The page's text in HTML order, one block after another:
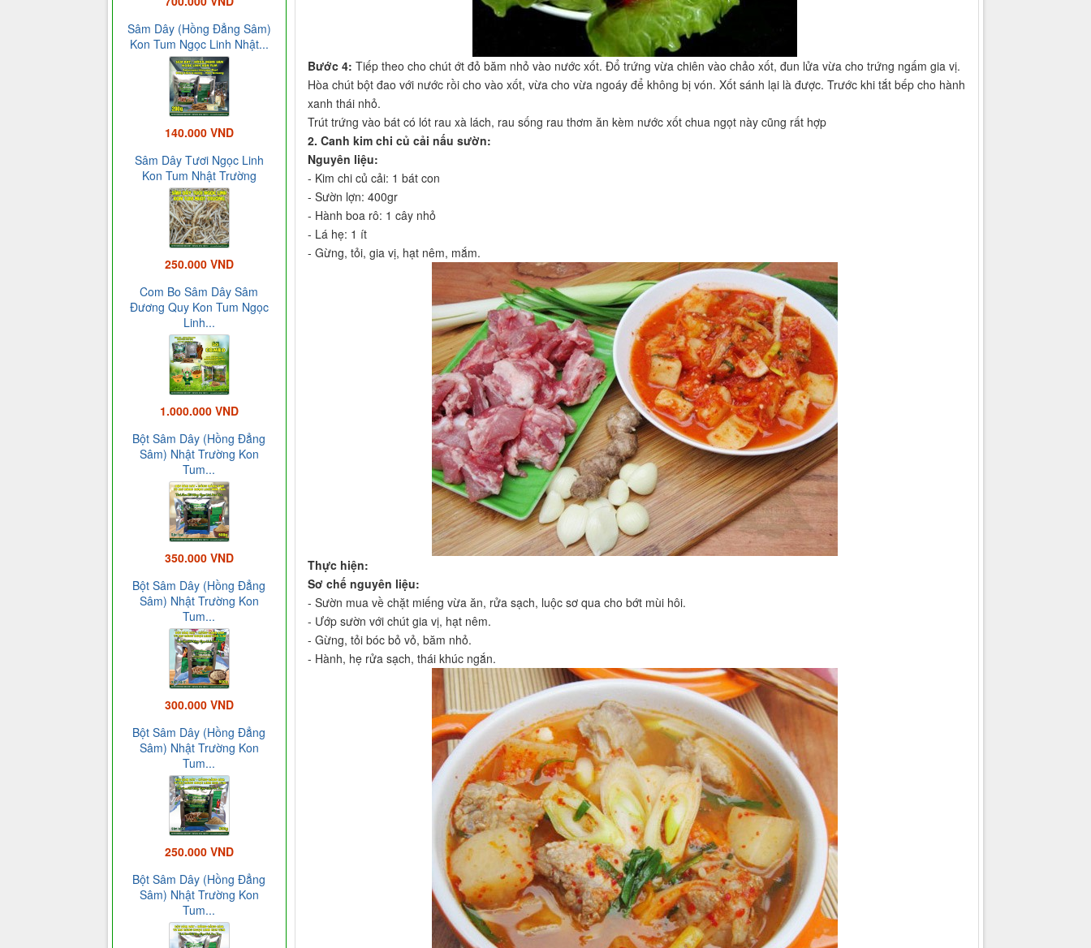
Bước 4: Tiếp theo cho chút ớt đỏ băm nhỏ vào nước xốt. Đổ trứng vừa chiên vào chảo xốt, đun lửa vừa cho trứng ngấm gia vị.
Hòa chút bột đao với nước rồi cho vào xốt, vừa cho vừa ngoáy để không bị vón. Xốt sánh lại là được. Trước khi tắt bếp cho hành
xanh thái nhỏ.
Trút trứng vào bát có lót rau xà lách, rau sống rau thơm ăn kèm nước xốt chua ngọt này cũng rất hợp
2. Canh kim chi củ cải nấu sườn:
Nguyên liệu:
- Kim chi củ cải: 1 bát con
- Sườn lợn: 400gr
- Hành boa rô: 1 cây nhỏ
- Lá hẹ: 1 ít
- Gừng, tỏi, gia vị, hạt nêm, mắm.
Thực hiện:
Sơ chế nguyên liệu:
- Sườn mua về chặt miếng vừa ăn, rửa sạch, luộc sơ qua cho bớt mùi hôi.
- Ướp sườn với chút gia vị, hạt nêm.
- Gừng, tỏi bóc bỏ vỏ, băm nhỏ.
- Hành, hẹ rửa sạch, thái khúc ngắn.
Sâm Dây (Hồng Đẳng Sâm)
Kon Tum Ngọc Linh Nhật...
140.000 VND
Sâm Dây Tươi Ngọc Linh
Kon Tum Nhật Trường
250.000 VND
Com Bo Sâm Dây Sâm
Đương Quy Kon Tum Ngọc
Linh...
1.000.000 VND
Bột Sâm Dây (Hồng Đẳng
Sâm) Nhật Trường Kon
Tum...
350.000 VND
Bột Sâm Dây (Hồng Đẳng
Sâm) Nhật Trường Kon
Tum...
300.000 VND
Bột Sâm Dây (Hồng Đẳng
Sâm) Nhật Trường Kon
Tum...
250.000 VND
Bột Sâm Dây (Hồng Đẳng
Sâm) Nhật Trường Kon
Tum...